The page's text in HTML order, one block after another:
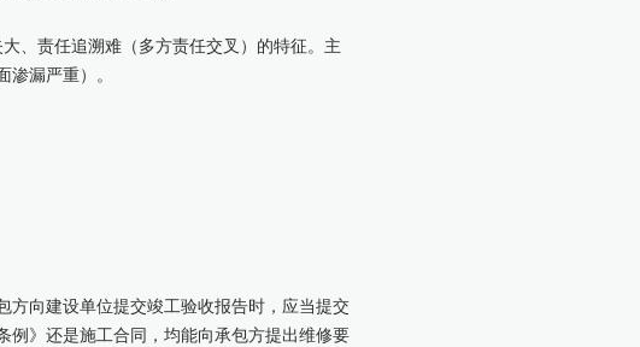
、责任追溯难（多方责任交叉）的特征。主
漏严重）。
方向建设单位提交竣工验收报告时，应当提交
例》还是施工合同，均能向承包方提出维修要